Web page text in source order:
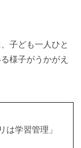
子ども一人ひと
様子がうかがえ
は学習管理」